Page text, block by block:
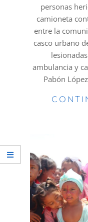
personas
camioneta
entre la
casco urbano
ambulancia y
Pabón